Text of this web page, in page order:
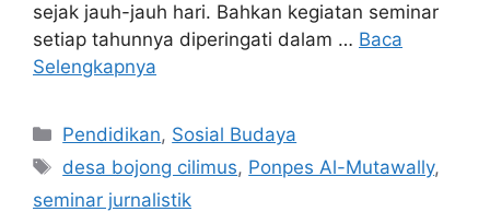
sejak jauh-jauh hari. Bahkan kegiatan seminar
setiap tahunnya diperingati dalam … Baca
Selengkapnya
Kategori
Pendidikan, Sosial Budaya
Tag
desa bojong cilimus, Ponpes Al-Mutawally,
seminar jurnalistik